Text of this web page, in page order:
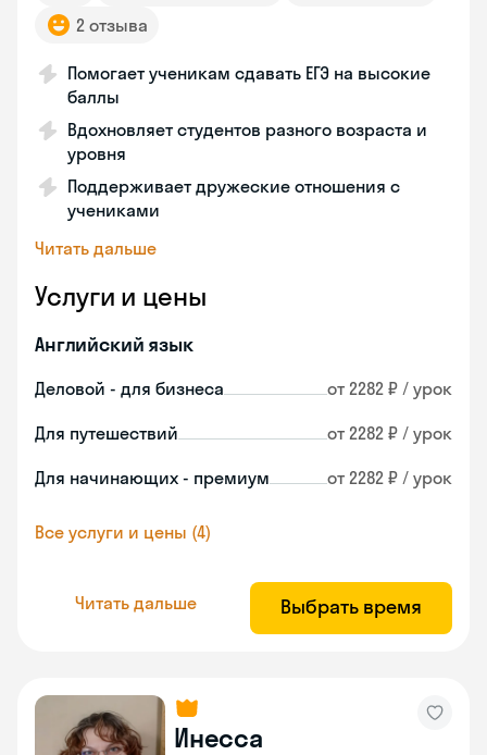
2 отзыва
Помогает ученикам сдавать ЕГЭ на высокие
баллы
Вдохновляет студентов разного возраста и
уровня
Поддерживает дружеские отношения с
учениками
Читать дальше
Услуги и цены
Английский язык
Деловой - для бизнеса от 2282 ₽ / урок
Для путешествий от 2282 ₽ / урок
Для начинающих - премиум от 2282 ₽ / урок
Все услуги и цены (4)
Читать дальше Выбрать время
Инесса